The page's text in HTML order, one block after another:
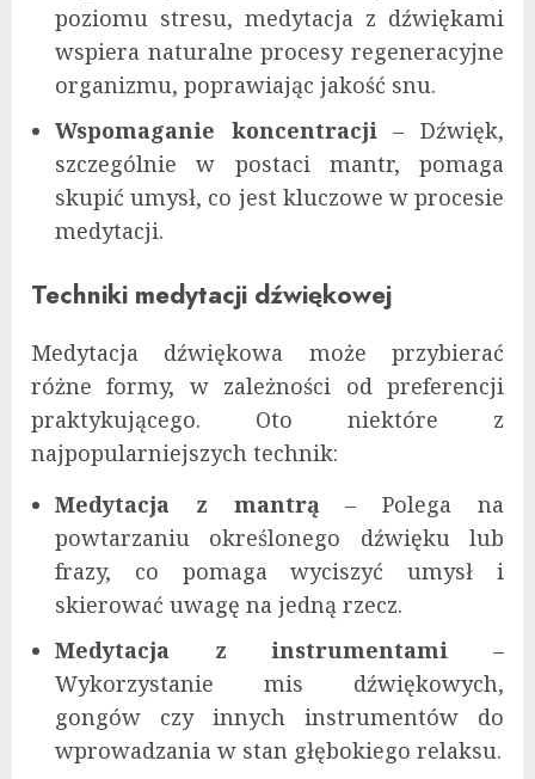
poziomu stresu, medytacja z dźwiękami
wspiera naturalne procesy regeneracyjne
organizmu, poprawiając jakość snu.
Wspomaganie koncentracji– Dźwięk,
szczególnie w postaci mantr, pomaga
skupić umysł, co jest kluczowe w procesie
medytacji.
Techniki medytacji dźwiękowej
Medytacja dźwiękowa może przybierać
różne formy, w zależności od preferencji
praktykującego. Oto niektóre z
najpopularniejszych technik:
Medytacja z mantrą– Polega na
powtarzaniu określonego dźwięku lub
frazy, co pomaga wyciszyć umysł i
skierować uwagę na jedną rzecz.
Medytacja z instrumentami –
Wykorzystanie mis dźwiękowych,
gongów czy innych instrumentów do
wprowadzania w stan głębokiego relaksu.